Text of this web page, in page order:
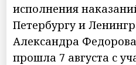
исполнения
Петербургу и
Александра
прошла 7 августа с